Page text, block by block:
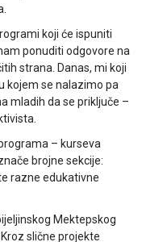
koji će ispuniti
ponuditi odgovore na
strana. Danas, mi koji
kojem se nalazimo pa
mladih da se priključe –
– kurseva
brojne sekcije:
razne edukativne
Mektepskog
slične projekte